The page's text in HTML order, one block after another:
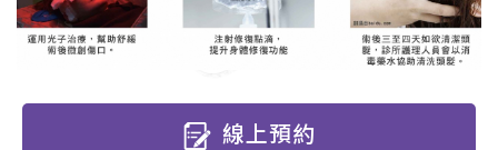
線上預約